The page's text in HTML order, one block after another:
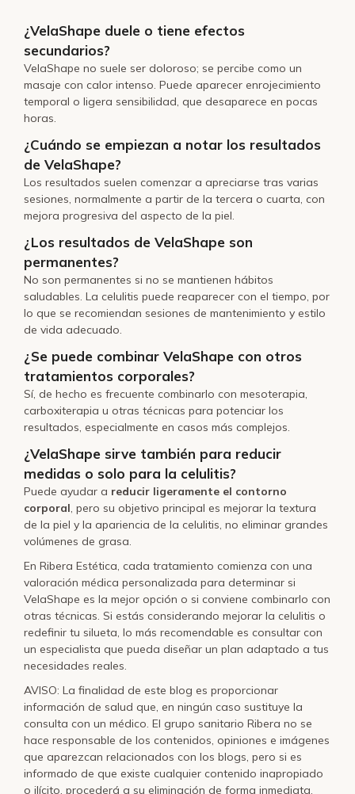
¿VelaShape duele o tiene efectos
secundarios?
VelaShape no suele ser doloroso; se percibe como un
masaje con calor intenso. Puede aparecer enrojecimiento
temporal o ligera sensibilidad, que desaparece en pocas
horas.
¿Cuándo se empiezan a notar los resultados
de VelaShape?
Los resultados suelen comenzar a apreciarse tras varias
sesiones, normalmente a partir de la tercera o cuarta, con
mejora progresiva del aspecto de la piel.
¿Los resultados de VelaShape son
permanentes?
No son permanentes si no se mantienen hábitos
saludables. La celulitis puede reaparecer con el tiempo, por
lo que se recomiendan sesiones de mantenimiento y estilo
de vida adecuado.
¿Se puede combinar VelaShape con otros
tratamientos corporales?
Sí, de hecho es frecuente combinarlo con mesoterapia,
carboxiterapia u otras técnicas para potenciar los
resultados, especialmente en casos más complejos.
¿VelaShape sirve también para reducir
medidas o solo para la celulitis?
Puede ayudar a reducir ligeramente el contorno
corporal, pero su objetivo principal es mejorar la textura
de la piel y la apariencia de la celulitis, no eliminar grandes
volúmenes de grasa.
En Ribera Estética, cada tratamiento comienza con una
valoración médica personalizada para determinar si
VelaShape es la mejor opción o si conviene combinarlo con
otras técnicas. Si estás considerando mejorar la celulitis o
redefinir tu silueta, lo más recomendable es consultar con
un especialista que pueda diseñar un plan adaptado a tus
necesidades reales.
AVISO: La finalidad de este blog es proporcionar
información de salud que, en ningún caso sustituye la
consulta con un médico. El grupo sanitario Ribera no se
hace responsable de los contenidos, opiniones e imágenes
que aparezcan relacionados con los blogs, pero si es
informado de que existe cualquier contenido inapropiado
o ilícito, procederá a su eliminación de forma inmediata.